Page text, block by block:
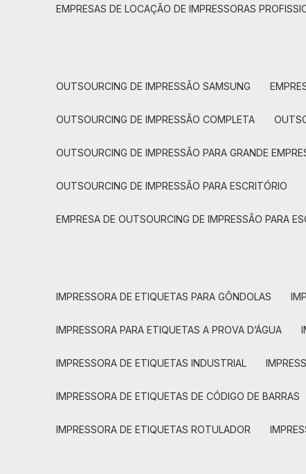
EMPRESAS DE LOCAÇÃO DE IMPRESSORAS
OUTSOURCING DE IMPRESSÃO SAMSUNG
OUTSOURCING DE IMPRESSÃO COMPLETA
OUTSOURCING DE IMPRESSÃO PARA GRANDE
OUTSOURCING DE IMPRESSÃO PARA ESCRITÓRIO
EMPRESA DE OUTSOURCING DE IMPRESSÃO PARA
IMPRESSORA DE ETIQUETAS PARA GÔNDOLAS
IMPRESSORA PARA ETIQUETAS A PROVA D’ÁGUA
IMPRESSORA DE ETIQUETAS INDUSTRIAL
IMPRESSORA DE ETIQUETAS DE CÓDIGO DE BARRAS
IMPRESSORA DE ETIQUETAS ROTULADOR